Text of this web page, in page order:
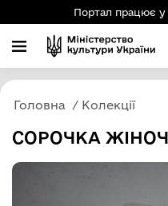
Портал працює
Головна Колекції
СОРОЧКА